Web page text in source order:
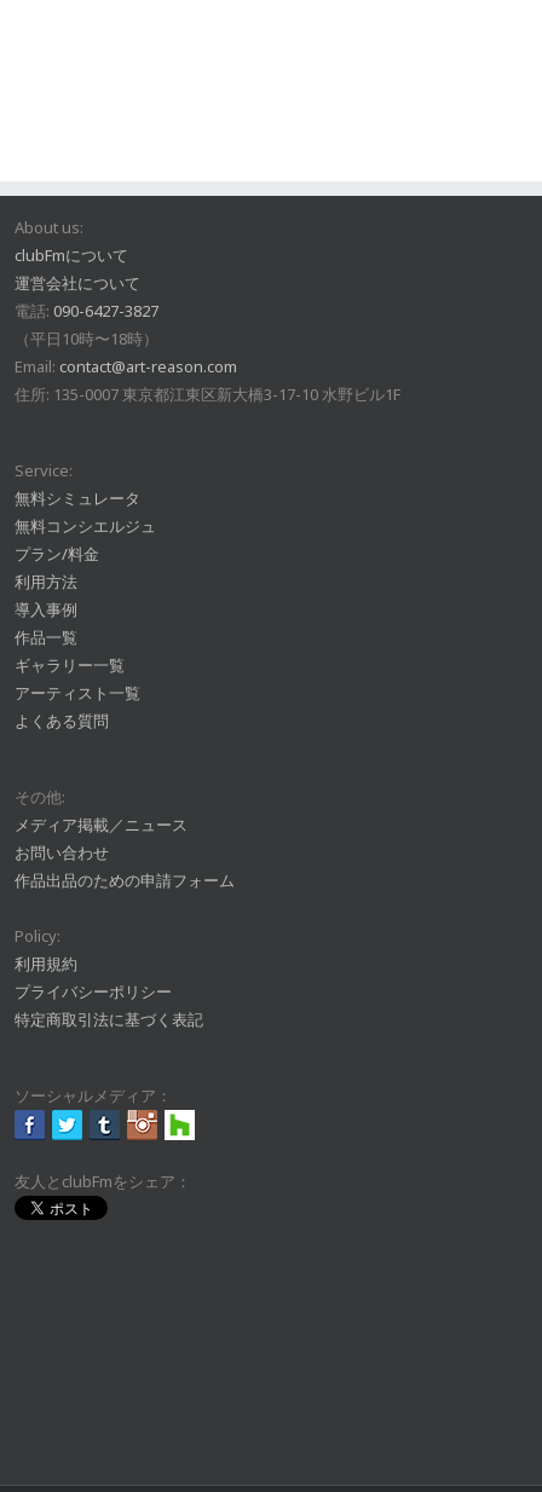
About us:
clubFmについて
運営会社について
電話: 090-6427-3827
（平日10時〜18時）
Email: contact@art-reason.com
住所: 135-0007 東京都江東区新大橋3-17-10 水野ビル1F
Service:
無料シミュレータ
無料コンシエルジュ
プラン/料金
利用方法
導入事例
作品一覧
ギャラリー一覧
アーティスト一覧
よくある質問
その他:
メディア掲載／ニュース
お問い合わせ
作品出品のための申請フォーム
Policy:
利用規約
プライバシーポリシー
特定商取引法に基づく表記
ソーシャルメディア：
友人とclubFmをシェア：